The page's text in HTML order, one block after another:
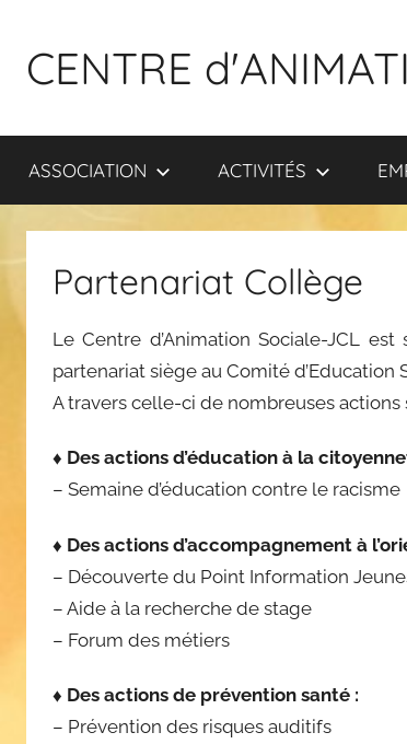
contenu
CENTRE
ASSOCIATION ACTIVITÉS
Partenariat Collège
Le Centre d’Animation Sociale-JCL
partenariat siège au Comité d’Education
A travers celle-ci de nombreuses actions
♦ Des actions d’éducation à la
– Semaine d’éducation contre le racisme
♦ Des actions d’accompagnement à
– Découverte du Point Information
– Aide à la recherche de stage
– Forum des métiers
♦ Des actions de prévention santé :
– Prévention des risques auditifs